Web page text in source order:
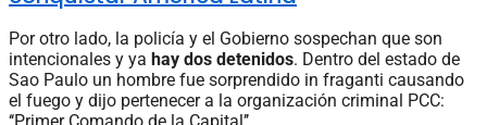
Por otro lado, la policía y el Gobierno sospechan que son
intencionales y ya hay dos detenidos. Dentro del estado de
Sao Paulo un hombre fue sorprendido in fraganti causando
el fuego y dijo pertenecer a la organización criminal PCC: